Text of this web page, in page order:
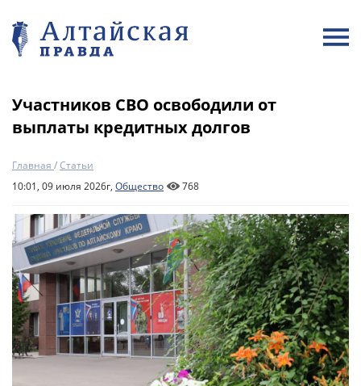
Участников СВО освободили от
выплаты кредитных долгов
Главная /Статьи
10:01, 09 июля 2026г, Общество 768